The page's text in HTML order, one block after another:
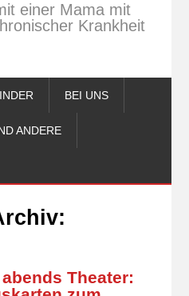
einer Mama mit
Krankheit
BEI UNS
ANDERE
Theater: